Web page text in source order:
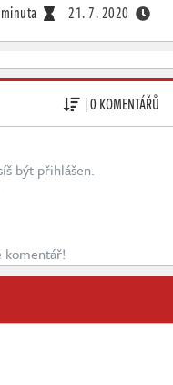
21. 7. 2020
| 0 KOMENTÁŘŮ
být přihlášen.
komentář!